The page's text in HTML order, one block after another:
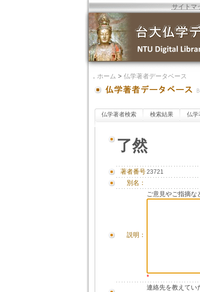
サイトマ
． ホーム > 仏学著者データベース
仏学著者検索 検索結果 仏学
了然
著者番号23721
別名：
説明：
ご意見やご指摘な
*
連絡先を教えてい